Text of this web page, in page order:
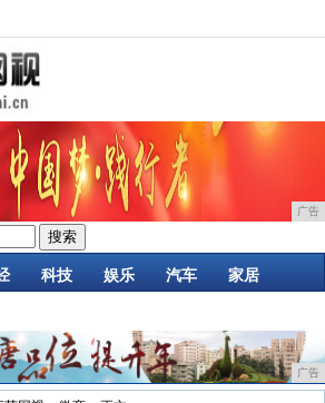
广告
科技 娱乐 汽车 家居
广告